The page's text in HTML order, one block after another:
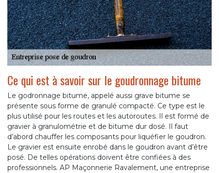
Ce qui est à savoir sur le goudronnage bitume
Le godronnage bitume, appelé aussi grave bitume se
présente sous forme de granulé compacté. Ce type est le
plus utilisé pour les routes et les autoroutes. Il est formé de
gravier à granulométrie et de bitume dur dosé. Il faut
d’abord chauffer les composants pour liquéfier le goudron.
Le gravier est ensuite enrobé dans le goudron avant d’être
posé. De telles opérations doivent être confiées à des
professionnels. AP Maçonnerie Ravalement, une entreprise